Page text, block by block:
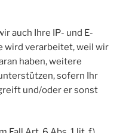
auch Ihre IP- und E-
wird verarbeitet, weil wir
haben, weitere
sofern Ihr
und/oder er sonst